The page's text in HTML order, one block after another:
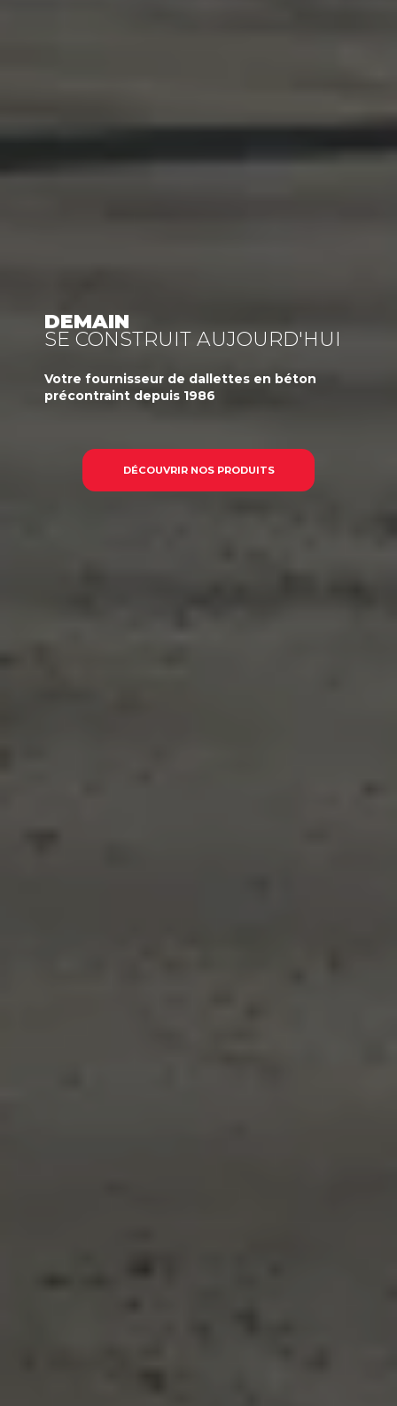
DEMAIN
SE CONSTRUIT AUJOURD'HUI
Votre fournisseur de dallettes en béton
précontraint depuis 1986
DÉCOUVRIR NOS PRODUITS